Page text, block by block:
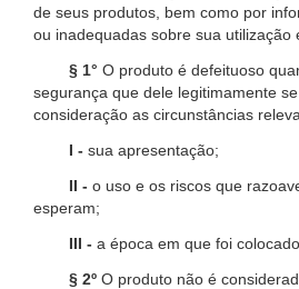
de seus produtos, bem como por
ou inadequadas sobre sua utilização
§ 1° O produto é defeituoso
segurança que dele legitimamente
consideração as circunstâncias
I - sua apresentação;
II - o uso e os riscos que
esperam;
III - a época em que foi
§ 2º O produto não é